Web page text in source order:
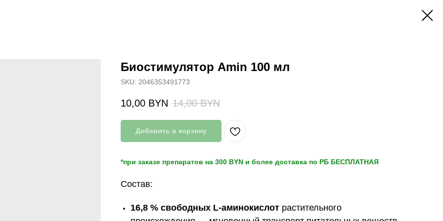
Биостимулятор Amin 100 мл
SKU: 2046353491773
10,00 BYN 14,00 BYN
Добавить в корзину
*при заказе препаратов на 300 BYN и более доставка по РБ БЕСПЛАТНАЯ
Состав:
16,8 % свободных L-аминокислот растительного